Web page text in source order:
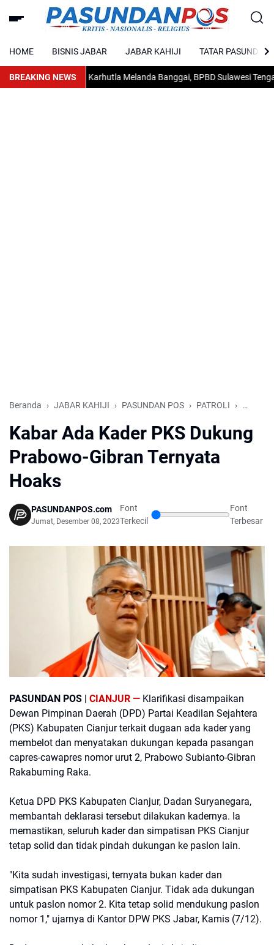
HOME BISNIS JABAR JABAR KAHIJI TATAR PASUNDAN
BREAKING NEWSKarhutla Melanda Banggai, BPBD Sulawesi Tengah
Beranda JABAR KAHIJI PASUNDAN POS PATROLI Pilpres
Kabar Ada Kader PKS Dukung
Prabowo-Gibran Ternyata
Hoaks
PASUNDANPOS.com
Jumat, Desember 08, 2023
Font
Terkecil
Font
Terbesar
PASUNDAN POS | CIANJUR — Klarifikasi disampaikan
Dewan Pimpinan Daerah (DPD) Partai Keadilan Sejahtera
(PKS) Kabupaten Cianjur terkait dugaan ada kader yang
membelot dan menyatakan dukungan kepada pasangan
capres-cawapres nomor urut 2, Prabowo Subianto-Gibran
Rakabuming Raka.
Ketua DPD PKS Kabupaten Cianjur, Dadan Suryanegara,
membantah deklarasi tersebut dilakukan kadernya. Ia
memastikan, seluruh kader dan simpatisan PKS Cianjur
tetap solid dan tidak pindah dukungan ke paslon lain.
"Kita sudah investigasi, ternyata bukan kader dan
simpatisan PKS Kabupaten Cianjur. Tidak ada dukungan
untuk paslon nomor 2. Kita tetap solid mendukung paslon
nomor 1," ujarnya di Kantor DPW PKS Jabar, Kamis (7/12).